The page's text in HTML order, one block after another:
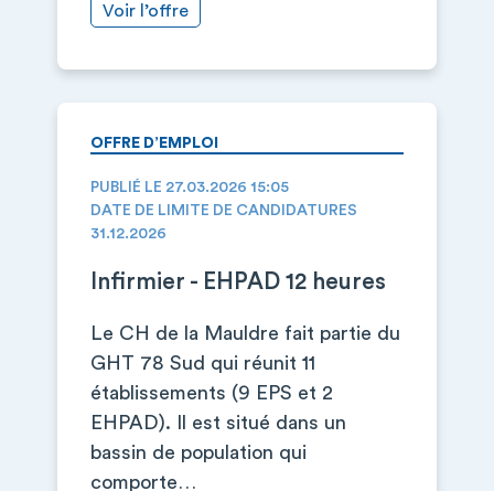
Voir l’offre
OFFRE D’EMPLOI
PUBLIÉ LE 27.03.2026 15:05
DATE DE LIMITE DE CANDIDATURES
31.12.2026
Infirmier - EHPAD 12 heures
Le CH de la Mauldre fait partie du
GHT 78 Sud qui réunit 11
établissements (9 EPS et 2
EHPAD). Il est situé dans un
bassin de population qui
comporte…